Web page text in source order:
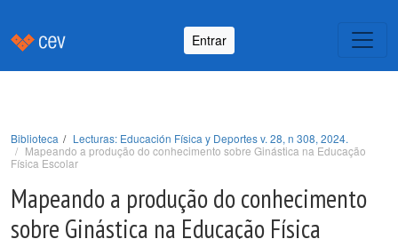
Entrar
Biblioteca
Lecturas: Educación Física y Deportes v. 28, n 308, 2024.
Mapeando a produção do conhecimento sobre Ginástica na Educação
Física Escolar
Mapeando a produção do conhecimento
sobre Ginástica na Educação Física